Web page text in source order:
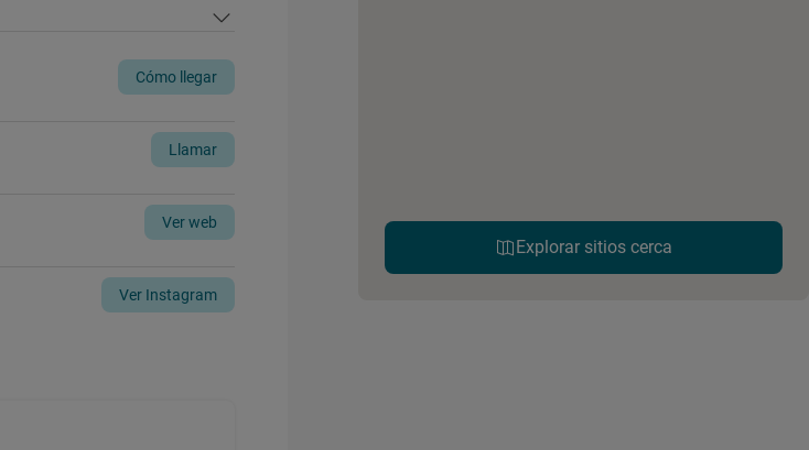
Cómo llegar
Llamar
Ver web
Ver Instagram
Explorar sitios cerca